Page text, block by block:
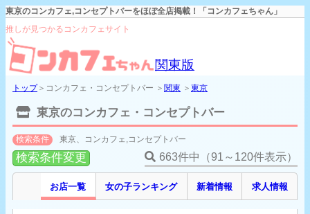
東京のコンカフェ,コンセプトバーをほぼ全店掲載！「コンカフェちゃん」
推しが見つかるコンカフェサイト
関東版
トップ＞コンカフェ・コンセプトバー ＞ 関東 ＞ 東京
東京のコンカフェ・コンセプトバー
検索条件 東京、コンカフェ,コンセプトバー
663件中（91～120件表示）
検索条件変更
お店一覧 女の子ランキング 新着情報 求人情報